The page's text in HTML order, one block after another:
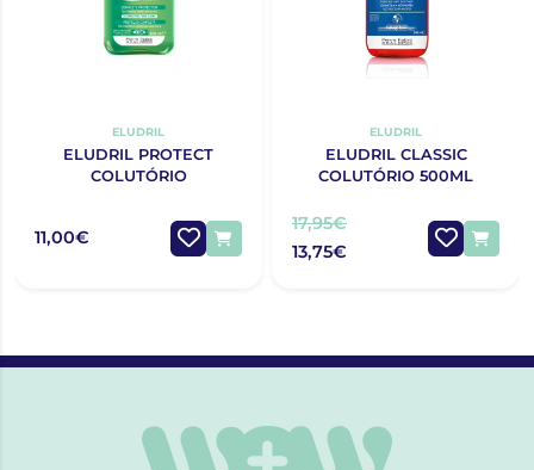
ELUDRIL
ELUDRIL PROTECT
COLUTÓRIO
11,00€
ELUDRIL
ELUDRIL CLASSIC
COLUTÓRIO 500ML
17,95€
13,75€